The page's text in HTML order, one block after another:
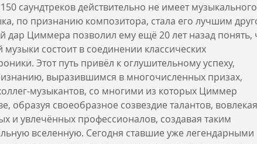
саундтреков действительно не имеет музыкального
по признанию композитора, стала его лучшим
дар Циммера позволил ему ещё 20 лет назад понять,
состоит в соединении классических
Этот путь привёл к оглушительному успеху,
выразившимся в многочисленных призах,
музыкантов, со многими из которых Циммер
образуя своеобразное созвездие талантов,
и увлечённых профессионалов, создавая таким
вселенную. Сегодня ставшие уже легендарными